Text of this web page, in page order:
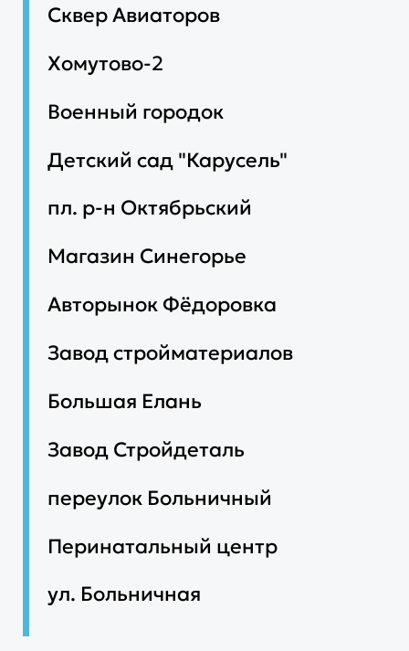
Сквер Авиаторов
Хомутово-2
Военный городок
Детский сад "Карусель"
пл. р-н Октябрьский
Магазин Синегорье
Авторынок Фёдоровка
Завод стройматериалов
Большая Елань
Завод Стройдеталь
переулок Больничный
Перинатальный центр
ул. Больничная